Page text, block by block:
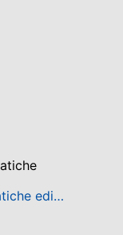
Webinar "Come presentare le pratiche edilizie senza dannarsi l'anima"